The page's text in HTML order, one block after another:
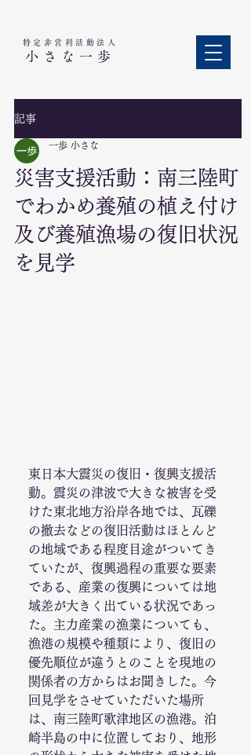
特定非営利活動法人​
小さな一歩
記事
災害支援活動：南三陸町
でわかめ養殖の植え付け
及び養殖漁場の復旧状況
を見学
一歩 小さな
東日本大震災の復旧・復興支援活
動。震災の津波で大きな被害を受
けた東北地方沿岸各地では、瓦礫
の撤去などの復旧活動はほとんど
の地域である程度目途がついてき
ていたが、復興過程の重要な要素
である、産業の復興については地
域差が大きく出ている状況であっ
た。主力産業の漁業についても、
漁港の規模や種類により、復旧の
優先順位が違うとのことを現地の
関係者の方からはお聞きした。今
回見学をさせていただいた場所
は、南三陸町歌津地区の漁港。泊
崎半島の中に位置しており、地形